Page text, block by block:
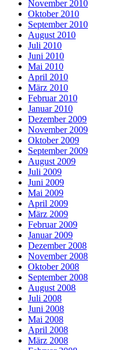
November 2010
Oktober 2010
September 2010
August 2010
Juli 2010
Juni 2010
Mai 2010
April 2010
März 2010
Februar 2010
Januar 2010
Dezember 2009
November 2009
Oktober 2009
September 2009
August 2009
Juli 2009
Juni 2009
Mai 2009
April 2009
März 2009
Februar 2009
Januar 2009
Dezember 2008
November 2008
Oktober 2008
September 2008
August 2008
Juli 2008
Juni 2008
Mai 2008
April 2008
März 2008